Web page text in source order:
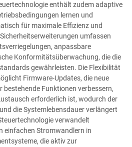
enthält zudem adaptive
lernen und
für maximale Effizienz und
umfassen
anpassbare
Konformitätsüberwachung, die die
gewährleisten. Die Flexibilität
Firmware-Updates, die neue
Funktionen verbessern,
erforderlich ist, wodurch der
die Systemlebensdauer verlängert
verwandelt
einfachen Stromwandlern in
die aktiv zur